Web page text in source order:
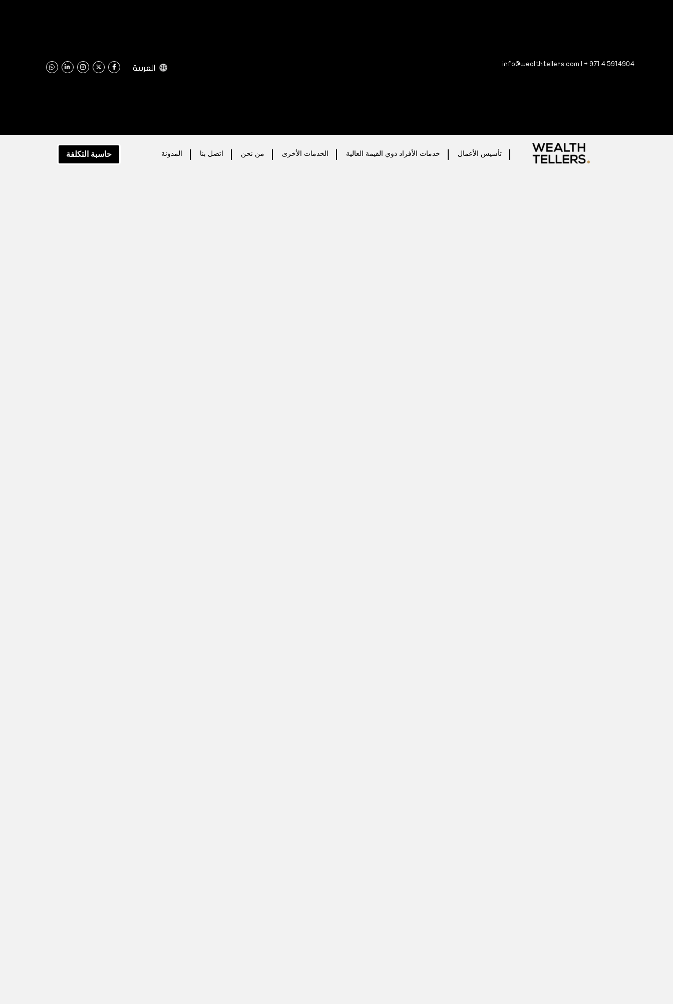
info@wealthtellers.com | + 971 4 5914904
العربية
تأسيس الأعمال خدمات الأفراد ذوي القيمة العالية الخدمات الأخرى من نحن اتصل بنا اﻟﻤﺪﻭﻧﺔ حاسبة التكلفة